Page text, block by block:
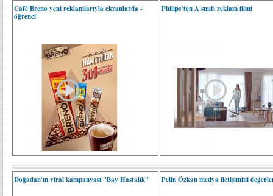
Café Breno yeni reklamlarıyla ekranlarda -
öğrenci
Philips’ten A sınıfı reklam filmi
Doğadan'ın viral kampanyası "Bay Hastalık" Pelin Özkan medya iletişimini